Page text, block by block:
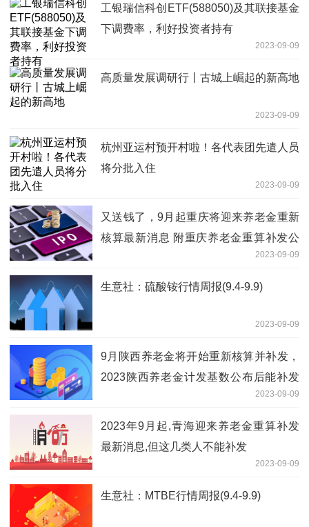
工银瑞信科创ETF(588050)及其联接基金
下调费率，利好投资者持有
2023-09-09
高质量发展调研行丨古城上崛起的新高地
2023-09-09
杭州亚运村预开村啦！各代表团先遣人员
将分批入住
2023-09-09
又送钱了，9月起重庆将迎来养老金重新
核算最新消息 附重庆养老金重算补发公
2023-09-09
生意社：硫酸铵行情周报(9.4-9.9)
2023-09-09
9月陕西养老金将开始重新核算并补发，
2023陕西养老金计发基数公布后能补发
2023-09-09
2023年9月起,青海迎来养老金重算补发
最新消息,但这几类人不能补发
2023-09-09
生意社：MTBE行情周报(9.4-9.9)